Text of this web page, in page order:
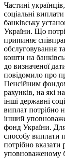
Частині
соціальні
банківську
України. Що
припиняє
обслуговування
кошти на
до визначеної
повідомило про
Пенсійним
рахунків, на які
інші державні
виплат потрібно
інший
фонд України.
способу виплати
потрібно вказати
уповноваженому